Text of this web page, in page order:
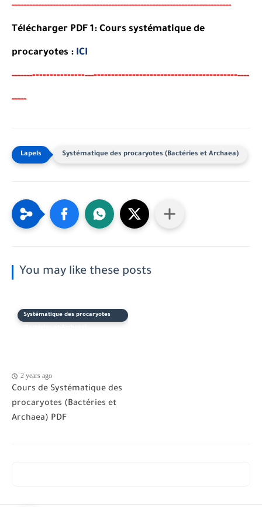
---------------------------------------------------------------------------
Télécharger PDF 1: Cours systématique de
procaryotes : ICI
----------------------------------------------------------------------
-----
Systématique des procaryotes (Bactéries et Archaea)
You may like these posts
Systématique des procaryotes
2 years ago
Cours de Systématique des
procaryotes (Bactéries et
Archaea) PDF